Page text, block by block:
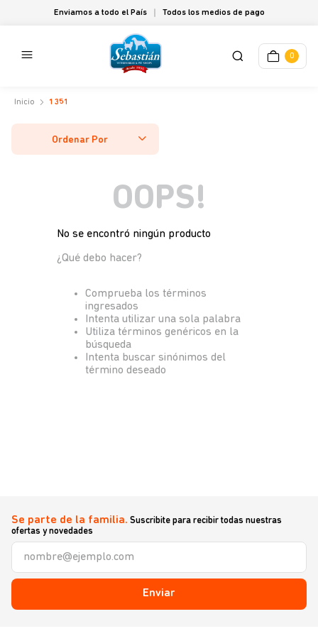
Enviamos a todo el País Todos los medios de pago
0
1351
Ordenar Por
OOPS!
No se encontró ningún producto
¿Qué debo hacer?
Comprueba los términos
ingresados
Intenta utilizar una sola palabra
Utiliza términos genéricos en la
búsqueda
Intenta buscar sinónimos del
término deseado
Se parte de la familia. Suscribite para recibir todas nuestras
ofertas y novedades
Enviar